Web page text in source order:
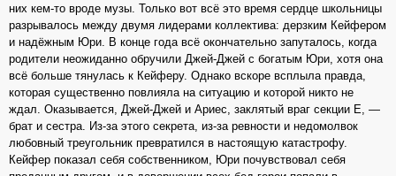
них кем-то вроде музы. Только вот всё это время сердце школьницы
разрывалось между двумя лидерами коллектива: дерзким Кейфером
и надёжным Юри. В конце года всё окончательно запуталось, когда
родители неожиданно обручили Джей-Джей с богатым Юри, хотя она
всё больше тянулась к Кейферу. Однако вскоре всплыла правда,
которая существенно повлияла на ситуацию и которой никто не
ждал. Оказывается, Джей-Джей и Ариес, заклятый враг секции Е, —
брат и сестра. Из-за этого секрета, из-за ревности и недомолвок
любовный треугольник превратился в настоящую катастрофу.
Кейфер показал себя собственником, Юри почувствовал себя